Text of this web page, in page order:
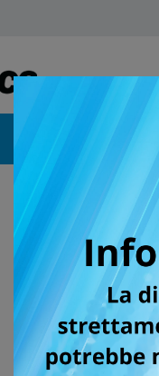
Indirizzo
Cognome*